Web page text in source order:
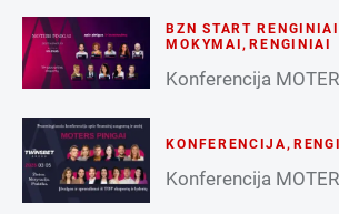
BZN START RENGINIAI
MOKYMAI ,RENGINIAI
Konferencija
KONFERENCIJA ,
Konferencija